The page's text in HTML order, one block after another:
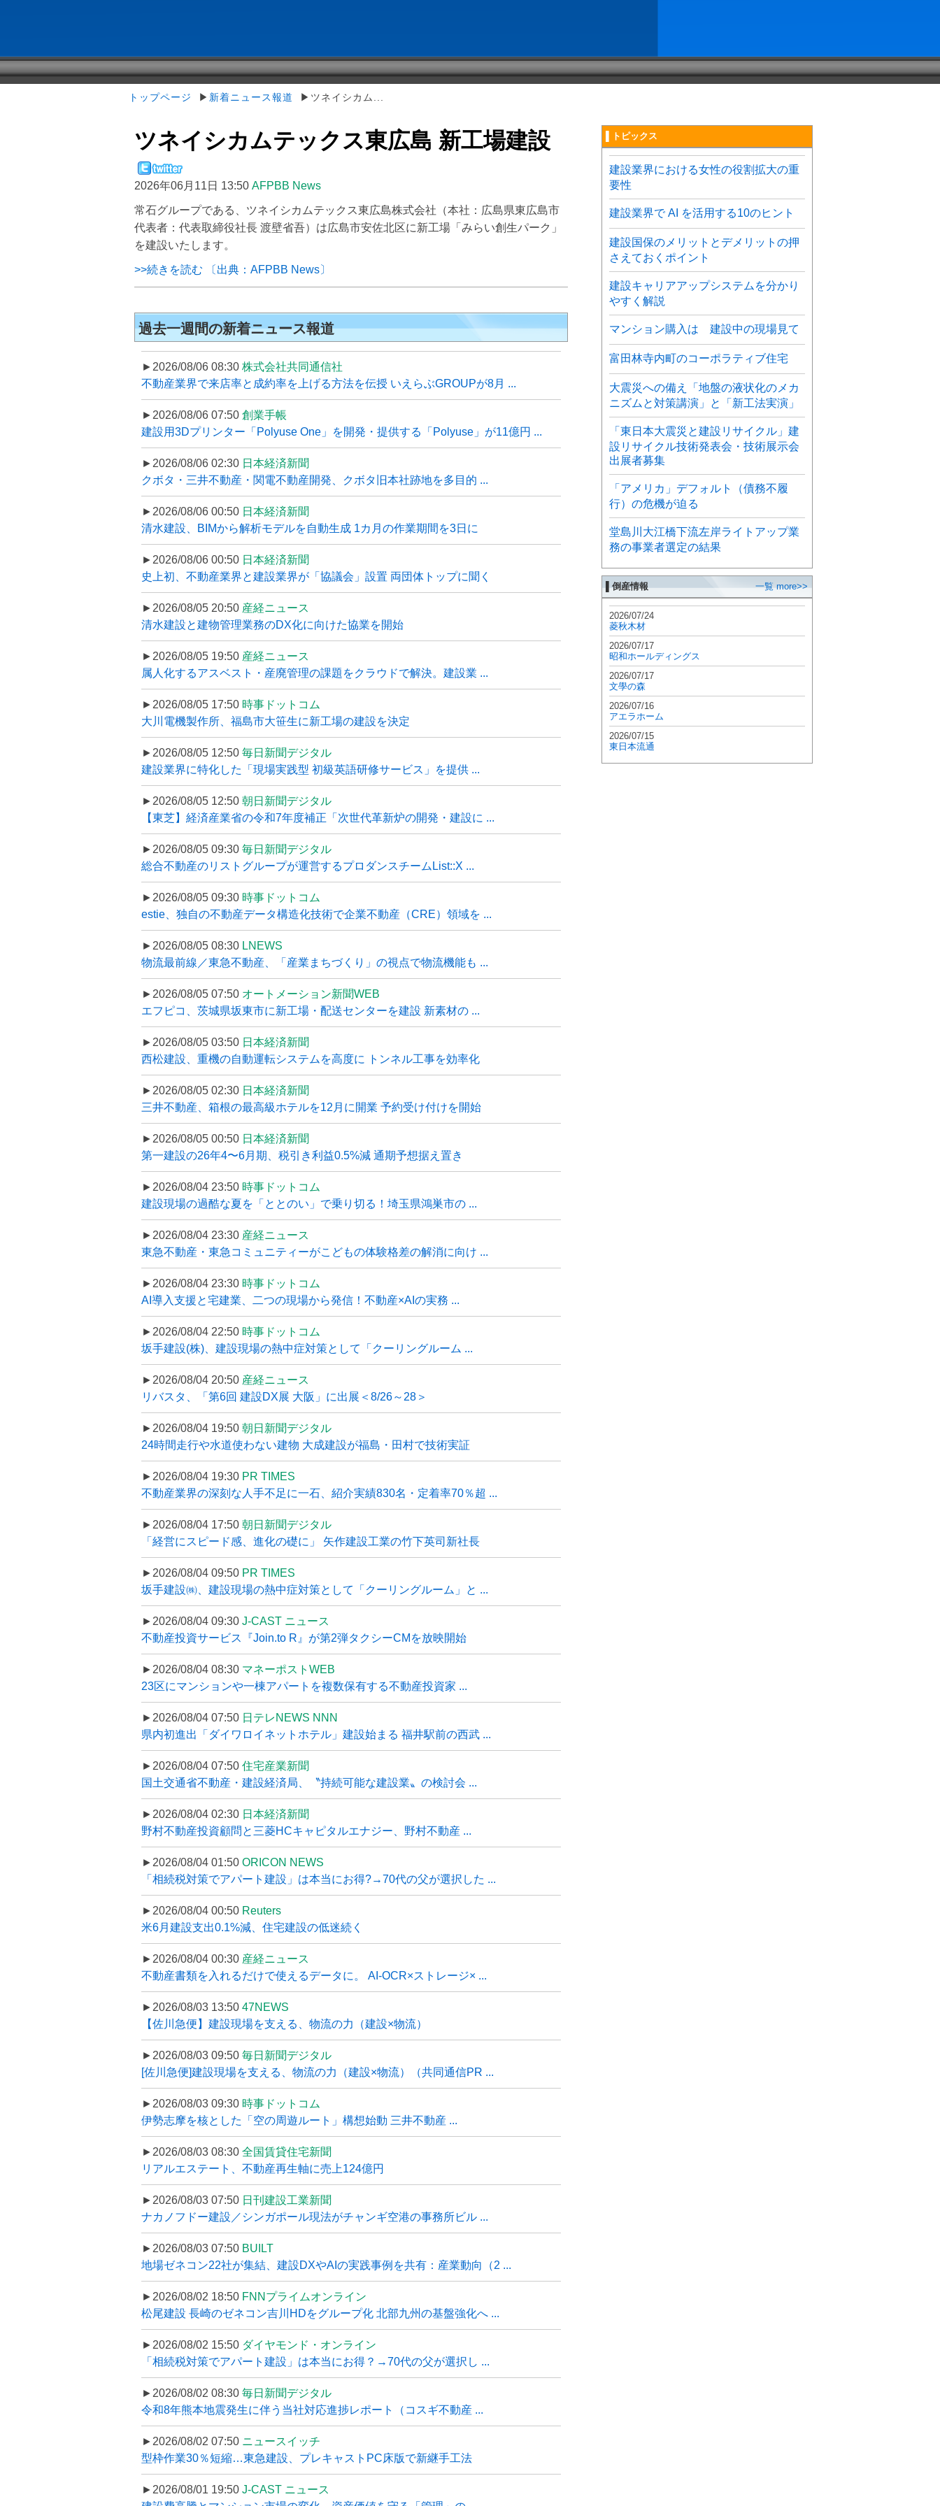
トップページ ▶ 新着ニュース報道 ▶ツネイシカム...
ツネイシカムテックス東広島 新工場建設
2026年06月11日 13:50 AFPBB News
常石グループである、ツネイシカムテックス東広島株式会社（本社：広島県東広島市
代表者：代表取締役社長 渡壁省吾）は広島市安佐北区に新工場「みらい創生パーク」
を建設いたします。
>>続きを読む 〔出典：AFPBB News〕
過去一週間の新着ニュース報道
►2026/08/06 08:30 株式会社共同通信社
不動産業界で来店率と成約率を上げる方法を伝授 いえらぶGROUPが8月 ...
►2026/08/06 07:50 創業手帳
建設用3Dプリンター「Polyuse One」を開発・提供する「Polyuse」が11億円 ...
►2026/08/06 02:30 日本経済新聞
クボタ・三井不動産・関電不動産開発、クボタ旧本社跡地を多目的 ...
►2026/08/06 00:50 日本経済新聞
清水建設、BIMから解析モデルを自動生成 1カ月の作業期間を3日に
►2026/08/06 00:50 日本経済新聞
史上初、不動産業界と建設業界が「協議会」設置 両団体トップに聞く
►2026/08/05 20:50 産経ニュース
清水建設と建物管理業務のDX化に向けた協業を開始
►2026/08/05 19:50 産経ニュース
属人化するアスベスト・産廃管理の課題をクラウドで解決。建設業 ...
►2026/08/05 17:50 時事ドットコム
大川電機製作所、福島市大笹生に新工場の建設を決定
►2026/08/05 12:50 毎日新聞デジタル
建設業界に特化した「現場実践型 初級英語研修サービス」を提供 ...
►2026/08/05 12:50 朝日新聞デジタル
【東芝】経済産業省の令和7年度補正「次世代革新炉の開発・建設に ...
►2026/08/05 09:30 毎日新聞デジタル
総合不動産のリストグループが運営するプロダンスチームList::X ...
►2026/08/05 09:30 時事ドットコム
estie、独自の不動産データ構造化技術で企業不動産（CRE）領域を ...
►2026/08/05 08:30 LNEWS
物流最前線／東急不動産、「産業まちづくり」の視点で物流機能も ...
►2026/08/05 07:50 オートメーション新聞WEB
エフピコ、茨城県坂東市に新工場・配送センターを建設 新素材の ...
►2026/08/05 03:50 日本経済新聞
西松建設、重機の自動運転システムを高度に トンネル工事を効率化
►2026/08/05 02:30 日本経済新聞
三井不動産、箱根の最高級ホテルを12月に開業 予約受け付けを開始
►2026/08/05 00:50 日本経済新聞
第一建設の26年4〜6月期、税引き利益0.5%減 通期予想据え置き
►2026/08/04 23:50 時事ドットコム
建設現場の過酷な夏を「ととのい」で乗り切る！埼玉県鴻巣市の ...
►2026/08/04 23:30 産経ニュース
東急不動産・東急コミュニティーがこどもの体験格差の解消に向け ...
►2026/08/04 23:30 時事ドットコム
AI導入支援と宅建業、二つの現場から発信！不動産×AIの実務 ...
►2026/08/04 22:50 時事ドットコム
坂手建設(株)、建設現場の熱中症対策として「クーリングルーム ...
►2026/08/04 20:50 産経ニュース
リバスタ、「第6回 建設DX展 大阪」に出展＜8/26～28＞
►2026/08/04 19:50 朝日新聞デジタル
24時間走行や水道使わない建物 大成建設が福島・田村で技術実証
►2026/08/04 19:30 PR TIMES
不動産業界の深刻な人手不足に一石、紹介実績830名・定着率70％超 ...
►2026/08/04 17:50 朝日新聞デジタル
「経営にスピード感、進化の礎に」 矢作建設工業の竹下英司新社長
►2026/08/04 09:50 PR TIMES
坂手建設㈱、建設現場の熱中症対策として「クーリングルーム」と ...
►2026/08/04 09:30 J-CAST ニュース
不動産投資サービス『Join.to R』が第2弾タクシーCMを放映開始
►2026/08/04 08:30 マネーポストWEB
23区にマンションや一棟アパートを複数保有する不動産投資家 ...
►2026/08/04 07:50 日テレNEWS NNN
県内初進出「ダイワロイネットホテル」建設始まる 福井駅前の西武 ...
►2026/08/04 07:50 住宅産業新聞
国土交通省不動産・建設経済局、〝持続可能な建設業〟の検討会 ...
►2026/08/04 02:30 日本経済新聞
野村不動産投資顧問と三菱HCキャピタルエナジー、野村不動産 ...
►2026/08/04 01:50 ORICON NEWS
「相続税対策でアパート建設」は本当にお得?→70代の父が選択した ...
►2026/08/04 00:50 Reuters
米6月建設支出0.1%減、住宅建設の低迷続く
►2026/08/04 00:30 産経ニュース
不動産書類を入れるだけで使えるデータに。 AI-OCR×ストレージ× ...
►2026/08/03 13:50 47NEWS
【佐川急便】建設現場を支える、物流の力（建設×物流）
►2026/08/03 09:50 毎日新聞デジタル
[佐川急便]建設現場を支える、物流の力（建設×物流）（共同通信PR ...
►2026/08/03 09:30 時事ドットコム
伊勢志摩を核とした「空の周遊ルート」構想始動 三井不動産 ...
►2026/08/03 08:30 全国賃貸住宅新聞
リアルエステート、不動産再生軸に売上124億円
►2026/08/03 07:50 日刊建設工業新聞
ナカノフドー建設／シンガポール現法がチャンギ空港の事務所ビル ...
►2026/08/03 07:50 BUILT
地場ゼネコン22社が集結、建設DXやAIの実践事例を共有：産業動向（2 ...
►2026/08/02 18:50 FNNプライムオンライン
松尾建設 長崎のゼネコン吉川HDをグループ化 北部九州の基盤強化へ ...
►2026/08/02 15:50 ダイヤモンド・オンライン
「相続税対策でアパート建設」は本当にお得？→70代の父が選択し ...
►2026/08/02 08:30 毎日新聞デジタル
令和8年熊本地震発生に伴う当社対応進捗レポート（コスギ不動産 ...
►2026/08/02 07:50 ニュースイッチ
型枠作業30％短縮…東急建設、プレキャストPC床版で新継手工法
►2026/08/01 19:50 J-CAST ニュース
▌トピックス
建設業界における女性の役割拡大の重
要性
建設業界で AI を活用する10のヒント
建設国保のメリットとデメリットの押
さえておくポイント
建設キャリアアップシステムを分かり
やすく解説
マンション購入は 建設中の現場見て
富田林寺内町のコーポラティブ住宅
大震災への備え「地盤の液状化のメカ
ニズムと対策講演」と「新工法実演」
「東日本大震災と建設リサイクル」建
設リサイクル技術発表会・技術展示会
出展者募集
「アメリカ」デフォルト（債務不履
行）の危機が迫る
堂島川大江橋下流左岸ライトアップ業
務の事業者選定の結果
▌倒産情報 一覧 more>>
2026/07/24
菱秋木材
2026/07/17
昭和ホールディングス
2026/07/17
文學の森
2026/07/16
アエラホーム
2026/07/15
東日本流通